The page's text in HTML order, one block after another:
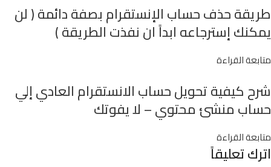
طريقة حذف حساب الإنستقرام بصفة دائمة ( لن
يمكنك إسترجاعه ابداً ان نفذت الطريقة )
متابعة القراءة
شرح كيفية تحويل حساب الانستقرام العادي إلي
حساب منشئ محتوي – لا يفوتك
متابعة القراءة
اترك تعليقاً